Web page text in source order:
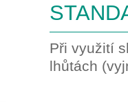
Při využití
lhůtách